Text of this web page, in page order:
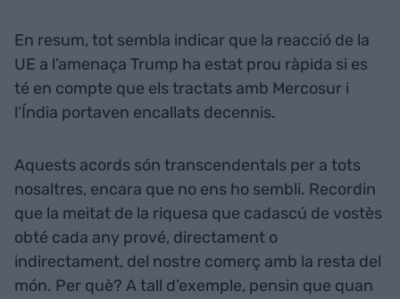
En resum, tot sembla indicar que la reacció de la
UE a l’amenaça Trump ha estat prou ràpida si es
té en compte que els tractats amb Mercosur i
l’Índia portaven encallats decennis.
Aquests acords són transcendentals per a tots
nosaltres, encara que no ens ho sembli. Recordin
que la meitat de la riquesa que cadascú de vostès
obté cada any prové, directament o
indirectament, del nostre comerç amb la resta del
món. Per què? A tall d’exemple, pensin que quan